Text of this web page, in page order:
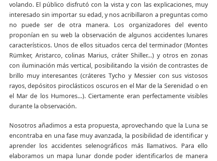
volando. El público disfrutó con la vista y con las explicaciones, muy
interesado sin importar su edad, y nos acribillaron a preguntas como
no puede ser de otra manera. Los organizadores del evento
proponían en su web la observación de algunos accidentes lunares
característicos. Unos de ellos situados cerca del terminador (Montes
Rümker, Aristarco, colinas Marius, cráter Shiller…) y otros en zonas
con iluminación más vertical, posibilitando la visión de contrastes de
brillo muy interesantes (cráteres Tycho y Messier con sus vistosos
rayos, depósitos piroclásticos oscuros en el Mar de la Serenidad o en
el Mar de los Humores…). Ciertamente eran perfectamente visibles
durante la observación.
Nosotros añadimos a esta propuesta, aprovechando que la Luna se
encontraba en una fase muy avanzada, la posibilidad de identificar y
aprender los accidentes selenográficos más llamativos. Para ello
elaboramos un mapa lunar donde poder identificarlos de manera